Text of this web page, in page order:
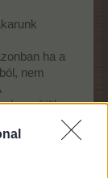
ha a
nem
elveszítjük.
Akkor is,